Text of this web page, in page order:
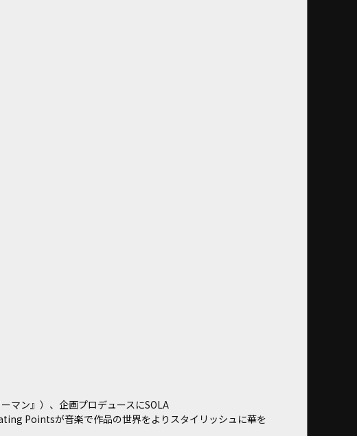
マン』）、企画プロデュースにSOLA
Pointsが音楽で作品の世界をよりスタイリッシュに華を